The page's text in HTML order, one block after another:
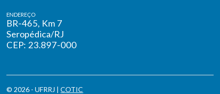
ENDEREÇO
BR-465, Km 7
Seropédica/RJ
CEP: 23.897-000
© 2026 - UFRRJ |COTIC